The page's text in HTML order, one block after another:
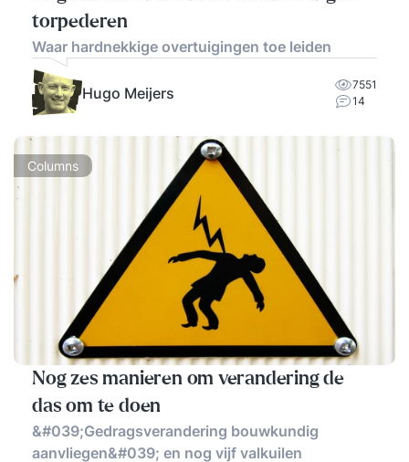
torpederen
Waar hardnekkige overtuigingen toe leiden
Hugo Meijers
7551
14
Columns
Nog zes manieren om verandering de
das om te doen
&#039;Gedragsverandering bouwkundig
aanvliegen&#039; en nog vijf valkuilen